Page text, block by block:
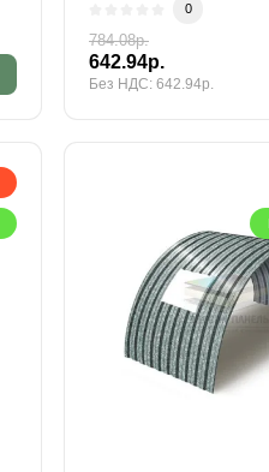
0
784.08р.
642.94р.
Без НДС: 642.94р.